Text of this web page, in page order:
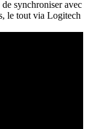
synchroniser avec
le tout via Logitech